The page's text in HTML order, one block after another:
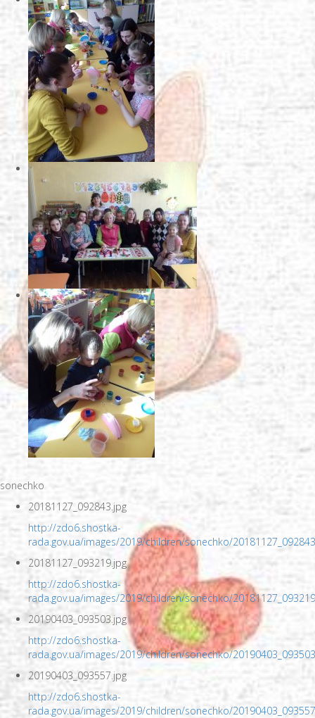
sonechko
20181127_092843.jpg
http://zdo6.shostka-
rada.gov.ua/images/2019/children/sonechko/
20181127_093219.jpg
http://zdo6.shostka-
rada.gov.ua/images/2019/children/sonechko/
20190403_093503.jpg
http://zdo6.shostka-
rada.gov.ua/images/2019/children/sonechko/
20190403_093557.jpg
http://zdo6.shostka-
rada.gov.ua/images/2019/children/sonechko/